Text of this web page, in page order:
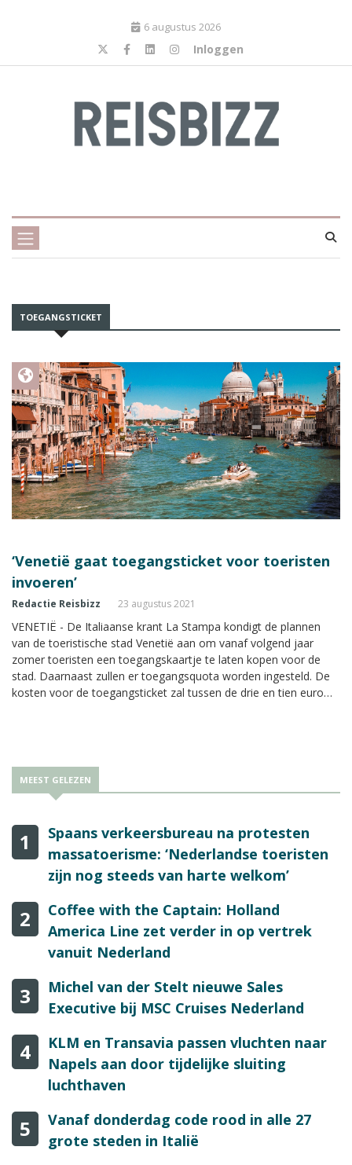
6 augustus 2026
Inloggen
TOEGANGSTICKET
‘Venetië gaat toegangsticket voor toeristen
invoeren’
Redactie Reisbizz 23 augustus 2021
VENETIË - De Italiaanse krant La Stampa kondigt de plannen
van de toeristische stad Venetië aan om vanaf volgend jaar
zomer toeristen een toegangskaartje te laten kopen voor de
stad. Daarnaast zullen er toegangsquota worden ingesteld. De
kosten voor de toegangsticket zal tussen de drie en tien euro
MEEST GELEZEN
1
Spaans verkeersbureau na protesten
massatoerisme: ‘Nederlandse toeristen
zijn nog steeds van harte welkom’
2
Coffee with the Captain: Holland
America Line zet verder in op vertrek
vanuit Nederland
3
Michel van der Stelt nieuwe Sales
Executive bij MSC Cruises Nederland
4
KLM en Transavia passen vluchten naar
Napels aan door tijdelijke sluiting
luchthaven
5
Vanaf donderdag code rood in alle 27
grote steden in Italië